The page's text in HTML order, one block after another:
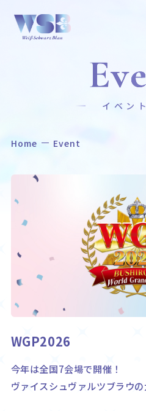
Home
作品タイトル
Event
イベント
Rule / Q&A
イベン
Home Event
WGP2026
今年は全国7会場で開催！
ヴァイスシュヴァルツブラウの